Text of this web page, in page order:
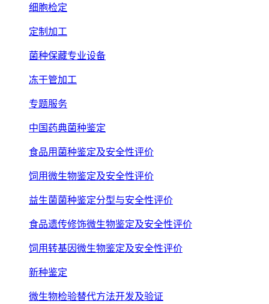
细胞检定
定制加工
菌种保藏专业设备
冻干管加工
专题服务
中国药典菌种鉴定
食品用菌种鉴定及安全性评价
饲用微生物鉴定及安全性评价
益生菌菌种鉴定分型与安全性评价
食品遗传修饰微生物鉴定及安全性评价
饲用转基因微生物鉴定及安全性评价
新种鉴定
微生物检验替代方法开发及验证